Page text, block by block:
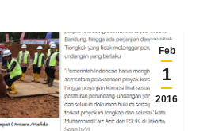
Feb
1
2016